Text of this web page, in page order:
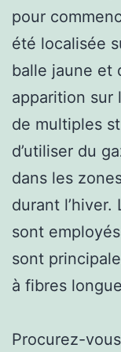
pour
été localisée
balle jaune et
apparition sur
de multiples
d’utiliser du
dans les
durant
sont
sont
à fibres
Procurez-